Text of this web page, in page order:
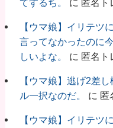
てするち。
に 匿名ト
【ウマ娘】イリテツ
言ってなかったのに
しいよな。
に 匿名ト
【ウマ娘】逃げ2差
ル一択なのだ。
に 匿
【ウマ娘】イリテツ